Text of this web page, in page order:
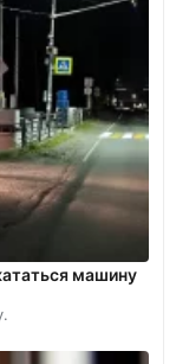
машину